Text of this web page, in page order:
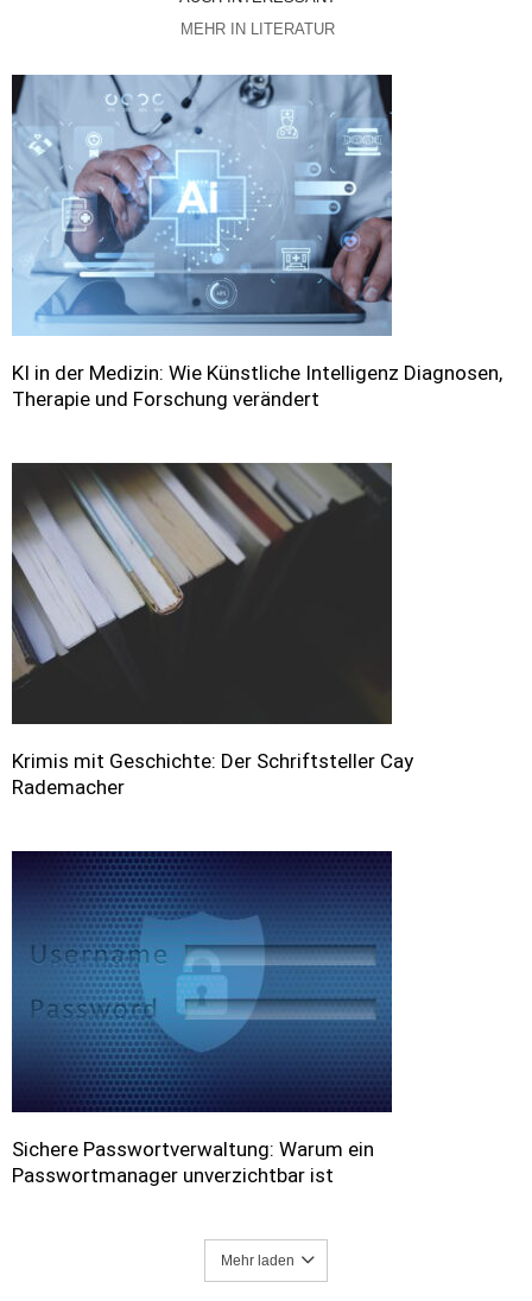
MEHR IN LITERATUR
KI in der Medizin: Wie Künstliche Intelligenz Diagnosen,
Therapie und Forschung verändert
Krimis mit Geschichte: Der Schriftsteller Cay
Rademacher
Sichere Passwortverwaltung: Warum ein
Passwortmanager unverzichtbar ist
Mehr laden